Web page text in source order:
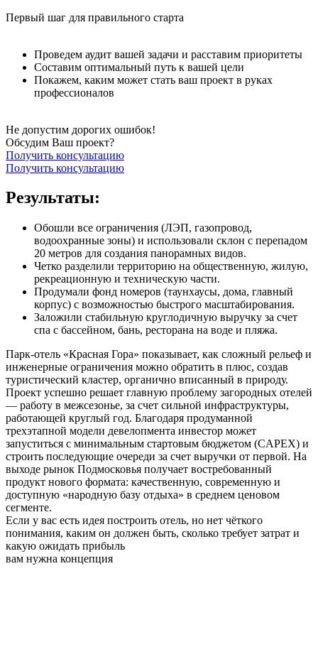
Первый шаг для правильного старта
Проведем аудит вашей задачи и расставим приоритеты
Составим оптимальный путь к вашей цели
Покажем, каким может стать ваш проект в руках
профессионалов
Не допустим дорогих ошибок!
Обсудим Ваш проект?
Получить консультацию
Получить консультацию
Результаты:
Обошли все ограничения (ЛЭП, газопровод,
водоохранные зоны) и использовали склон с перепадом
20 метров для создания панорамных видов.
Четко разделили территорию на общественную, жилую,
рекреационную и техническую части.
Продумали фонд номеров (таунхаусы, дома, главный
корпус) с возможностью быстрого масштабирования.
Заложили стабильную круглодичную выручку за счет
спа с бассейном, бань, ресторана на воде и пляжа.
Парк-отель «Красная Гора» показывает, как сложный рельеф и
инженерные ограничения можно обратить в плюс, создав
туристический кластер, органично вписанный в природу.
Проект успешно решает главную проблему загородных отелей
— работу в межсезонье, за счет сильной инфраструктуры,
работающей круглый год. Благодаря продуманной
трехэтапной модели девелопмента инвестор может
запуститься с минимальным стартовым бюджетом (CAPEX) и
строить последующие очереди за счет выручки от первой. На
выходе рынок Подмосковья получает востребованный
продукт нового формата: качественную, современную и
доступную «народную базу отдыха» в среднем ценовом
сегменте.
Если у вас есть идея построить отель, но нет чёткого
понимания, каким он должен быть, сколько требует затрат и
какую ожидать прибыль
вам нужна концепция